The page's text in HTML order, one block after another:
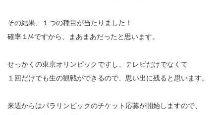
その結果、１つの種目が当たりました！
確率１/4ですから、まあまあだったと思います。
せっかくの東京オリンピックですし、テレビだけでなくて
１回だけでも生の観戦ができるので、思い出に残ると思います。
来週からはパラリンピックのチケット応募が開始しますので、